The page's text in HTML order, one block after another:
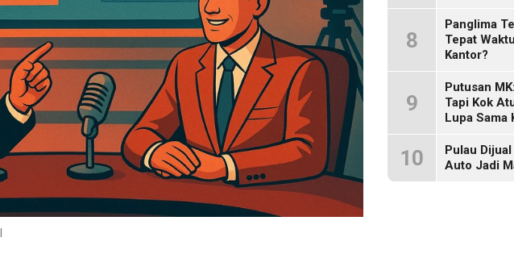
8
Panglima
Tepat
Kantor?
9
Putusan
Tapi Kok
Lupa Sama
10
Pulau
Auto Jadi